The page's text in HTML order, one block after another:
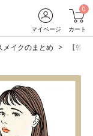
マイページ
0
カート
メイクのまとめ 【乾